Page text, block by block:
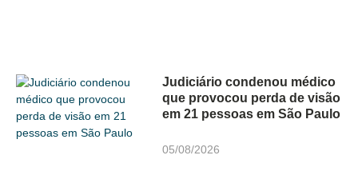
Judiciário condenou médico
que provocou perda de visão
em 21 pessoas em São Paulo
05/08/2026